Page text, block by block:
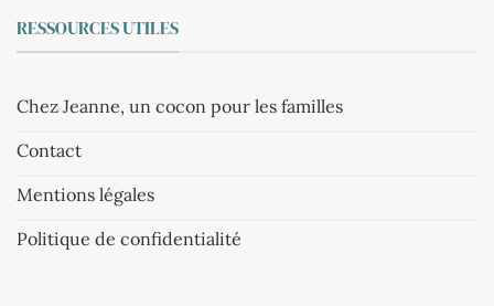
RESSOURCES UTILES
Chez Jeanne, un cocon pour les familles
Contact
Mentions légales
Politique de confidentialité